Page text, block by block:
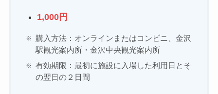
1,000円
購入方法：オンラインまたはコンビニ、金沢
駅観光案内所・金沢中央観光案内所
有効期限：最初に施設に入場した利用日とそ
の翌日の２日間